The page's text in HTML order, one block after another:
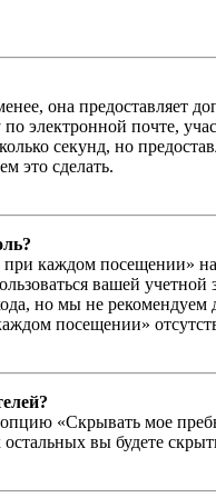
она
электронной почте,
секунд, но
это сделать.
каждом посещении»
вашей
но мы не
посещении»
«Скрывать мое
вы будете